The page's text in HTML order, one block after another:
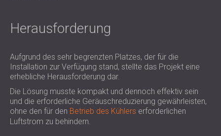
Herausforderung
Aufgrund des sehr begrenzten Platzes, der für die
Installation zur Verfügung stand, stellte das Projekt eine
erhebliche Herausforderung dar.
Die Lösung musste kompakt und dennoch effektiv sein
und die erforderliche Geräuschreduzierung gewährleisten,
ohne den für den Betrieb des Kühlers erforderlichen
Luftstrom zu behindern.